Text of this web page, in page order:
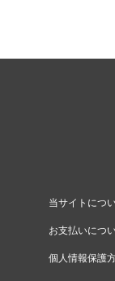
当サイトにつ
お支払いにつ
個人情報保護